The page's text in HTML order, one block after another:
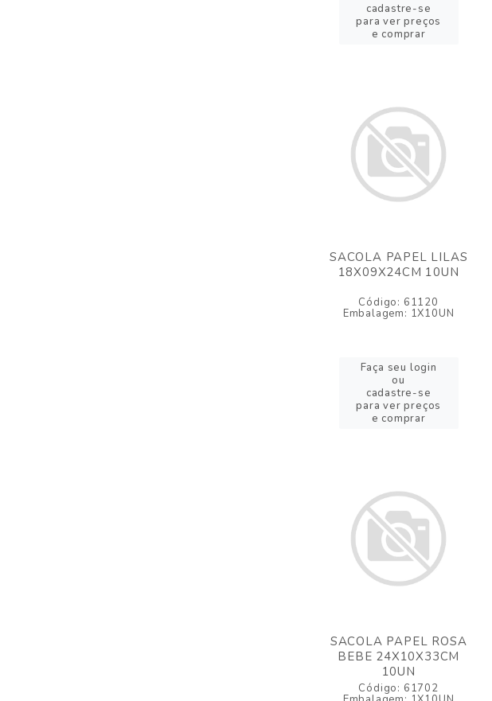
cadastre-se
para ver preços
e comprar
SACOLA PAPEL LILAS
18X09X24CM 10UN
Código: 61120
Embalagem: 1X10UN
Faça seu login
ou
cadastre-se
para ver preços
e comprar
SACOLA PAPEL ROSA
BEBE 24X10X33CM
10UN
Código: 61702